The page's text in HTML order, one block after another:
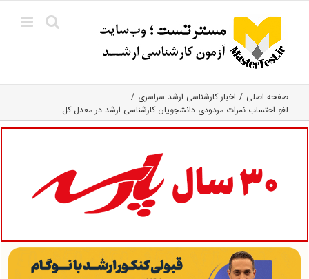
content
صفحه اصلی
اخبار کارشناسی ارشد سراسری
لغو احتساب نمرات مردودی دانشجویان کارشناسی ارشد در معدل کل